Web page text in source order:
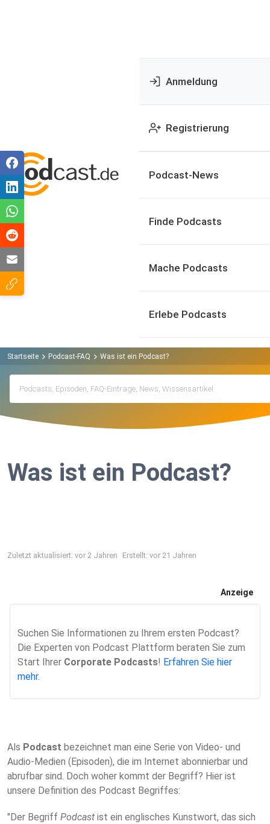
Anmeldung
Registrierung
Podcast-News
Finde Podcasts
Mache Podcasts
Erlebe Podcasts
Startseite Podcast-FAQ Was ist ein Podcast?
Was ist ein Podcast?
Zuletzt aktualisiert: vor 2 Jahren Erstellt: vor 21 Jahren
Anzeige
Suchen Sie Informationen zu Ihrem ersten Podcast?
Die Experten von Podcast Plattform beraten Sie zum
Start Ihrer Corporate Podcasts! Erfahren Sie hier
mehr.
Als Podcast bezeichnet man eine Serie von Video- und
Audio-Medien (Episoden), die im Internet abonnierbar und
abrufbar sind. Doch woher kommt der Begriff? Hier ist
unsere Definition des Podcast Begriffes:
"Der Begriff Podcast ist ein englisches Kunstwort, das sich